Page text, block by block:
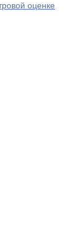
оценке